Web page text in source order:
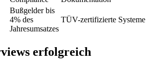
Bußgelder bis
4% des
Jahresumsatzes
TÜV-zertifizierte Systeme
erfolgreich